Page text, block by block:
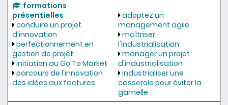
formations
présentielles
conduire un projet
d'innovation
perfectionnement en
gestion de projet
initiation au Go To Market
parcours de l'innovation
des idées aux factures
adoptez un
management agile
maîtriser
l'industrialisation
manager un projet
d'industrialisation
industrialiser une
casserole pour éviter la
gamelle